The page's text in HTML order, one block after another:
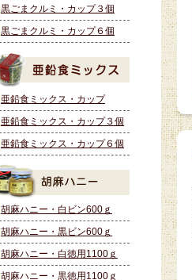
黒ごまクルミ・カップ３個
黒ごまクルミ・カップ６個
亜鉛食ミックス・カップ
亜鉛食ミックス・カップ３個
亜鉛食ミックス・カップ６個
胡麻ハニー・白ビン600ｇ
胡麻ハニー・黒ビン600ｇ
胡麻ハニー・白徳用1100ｇ
胡麻ハニー・黒徳用1100ｇ